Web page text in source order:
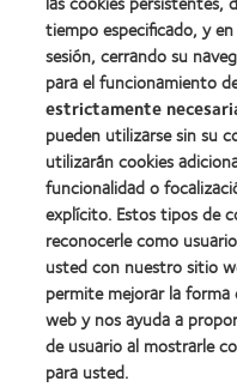
la
Industria
de
la
BCLA
Nuestros productos
Encuentre su lente
Tecnología para
Lentes de contacto y
tiempo especificado, y
sesión, cerrando su
para el funcionamiento
estrictamente
pueden utilizarse sin su
utilizarán cookies
funcionalidad o
explícito. Estos tipos de
reconocerle como
usted con nuestro sitio
permite mejorar la
web y nos ayuda a
de usuario al mostrarle
para usted.